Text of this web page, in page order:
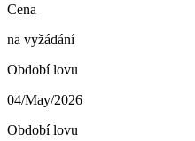
Cena
na vyžádání
Období lovu
04/May/2026
Období lovu